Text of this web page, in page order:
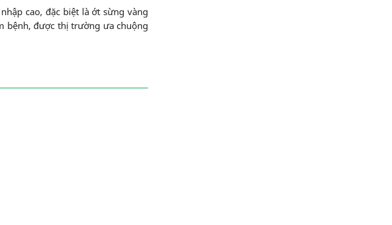
cao, đặc biệt là ớt sừng vàng
bệnh, được thị trường ưa chuộng